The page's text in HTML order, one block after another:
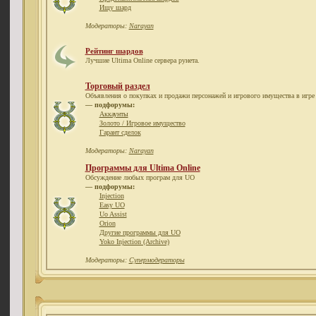
Ищу шард
Модераторы: Narayan
Рейтинг шардов
Лучшие Ultima Online сервера рунета.
Торговый раздел
Объявления о покупках и продажи персонажей и игрового имущества в
— подфорумы:
Аккаунты
Золото / Игровое имущество
Гарант сделок
Модераторы: Narayan
Программы для Ultima Online
Обсуждение любых програм для UO
— подфорумы:
Injection
Easy UO
Uo Assist
Orion
Другие программы для UO
Yoko Injection (Archive)
Модераторы: Супермодераторы